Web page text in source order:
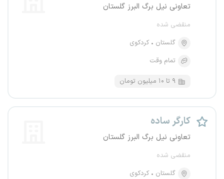
تعاونی نیل برگ البرز گلستان
منقضی شده
گلستان
کردکوی
تمام وقت
۹ تا ۱۰ میلیون تومان
کارگر ساده
تعاونی نیل برگ البرز گلستان
منقضی شده
گلستان
کردکوی